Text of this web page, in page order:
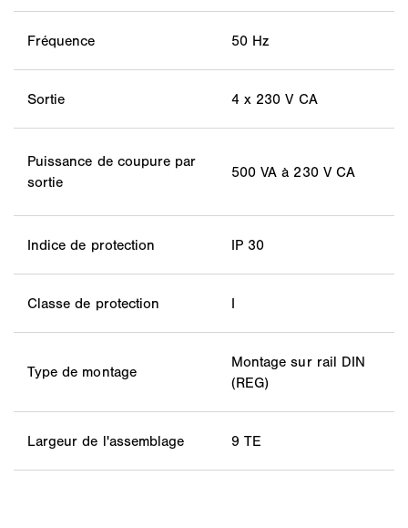
Fréquence 50 Hz
Sortie 4 x 230 V CA
Puissance de coupure par
sortie
500 VA à 230 V CA
Indice de protection IP 30
Classe de protection I
Type de montage
Montage sur rail DIN
(REG)
Largeur de l'assemblage 9 TE